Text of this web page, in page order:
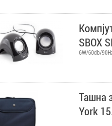
SBOX
6W/60db/
Ташна
York